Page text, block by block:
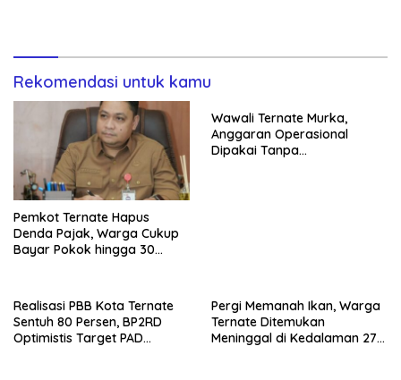
Rekomendasi untuk kamu
Pemkot Ternate Hapus
Denda Pajak, Warga Cukup
Bayar Pokok hingga 30
Wawali Ternate Murka,
Anggaran Operasional
Dipakai Tanpa
Realisasi PBB Kota Ternate
Sentuh 80 Persen, BP2RD
Optimistis Target PAD
Pergi Memanah Ikan, Warga
Ternate Ditemukan
Meninggal di Kedalaman 27